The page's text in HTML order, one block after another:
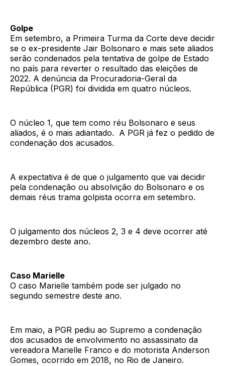
Golpe
Em setembro, a Primeira Turma da Corte deve decidir
se o ex-presidente Jair Bolsonaro e mais sete aliados
serão condenados pela tentativa de golpe de Estado
no país para reverter o resultado das eleições de
2022. A denúncia da Procuradoria-Geral da
República (PGR) foi dividida em quatro núcleos.
O núcleo 1, que tem como réu Bolsonaro e seus
aliados, é o mais adiantado. A PGR já fez o pedido de
condenação dos acusados.
A expectativa é de que o julgamento que vai decidir
pela condenação ou absolvição do Bolsonaro e os
demais réus trama golpista ocorra em setembro.
O julgamento dos núcleos 2, 3 e 4 deve ocorrer até
dezembro deste ano.
Caso Marielle
O caso Marielle também pode ser julgado no
segundo semestre deste ano.
Em maio, a PGR pediu ao Supremo a condenação
dos acusados de envolvimento no assassinato da
vereadora Marielle Franco e do motorista Anderson
Gomes, ocorrido em 2018, no Rio de Janeiro.